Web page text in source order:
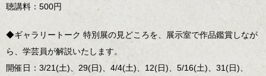
聴講料：500円
◆ギャラリートーク 特別展の見どころを、展示室で作品鑑賞しなが
ら、学芸員が解説いたします。
開催日：3/21(土)、29(日)、4/4(土)、12(日)、5/16(土)、31(日)、